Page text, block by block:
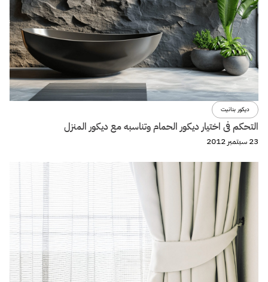
ديكور بنانيت
التحكم فى اختيار ديكور الحمام وتناسبه مع ديكور المنزل
23 سبتمبر 2012